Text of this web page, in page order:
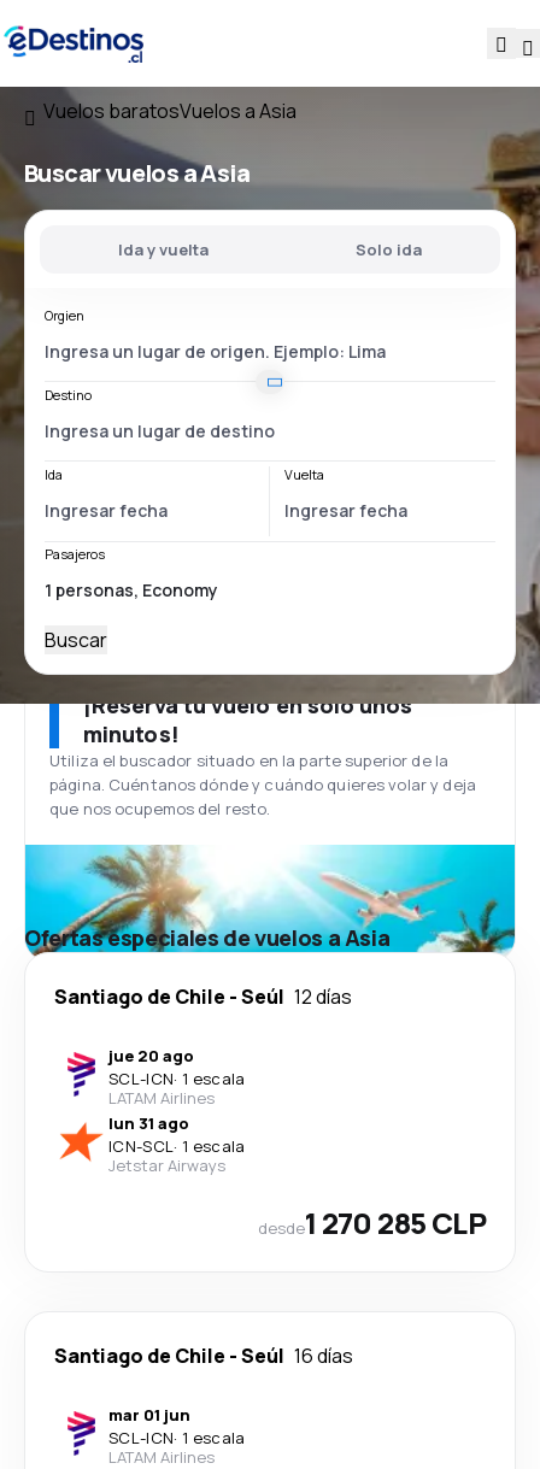
Vuelos baratosVuelos a Asia
Buscar vuelos a Asia
Ida y vuelta Solo ida
Orgien
Destino
Ida Vuelta
Pasajeros
Buscar
¡Reserva tu vuelo en solo unos
minutos!
Utiliza el buscador situado en la parte superior de la
página. Cuéntanos dónde y cuándo quieres volar y deja
que nos ocupemos del resto.
Ofertas especiales de vuelos a Asia
Santiago de Chile -Seúl 12 días
jue 20 ago
SCL-ICN· 1 escala
LATAM Airlines
lun 31 ago
ICN-SCL· 1 escala
Jetstar Airways
desde1 270 285 CLP
Santiago de Chile -Seúl 16 días
mar 01 jun
SCL-ICN· 1 escala
LATAM Airlines